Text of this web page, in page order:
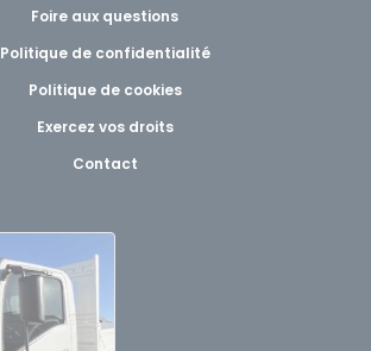
Foire aux questions
Politique de confidentialité
Politique de cookies
Exercez vos droits
Contact